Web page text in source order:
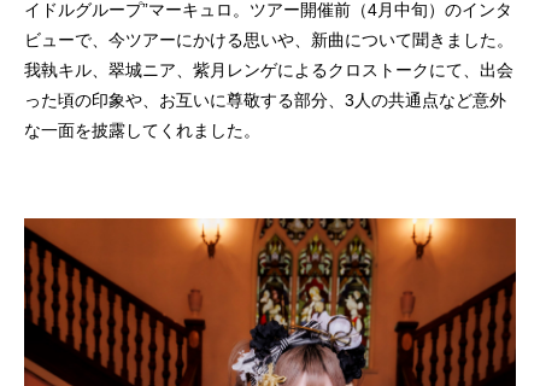
イドルグループ”マーキュロ。ツアー開催前（4月中旬）のインタ
ビューで、今ツアーにかける思いや、新曲について聞きました。
我執キル、翠城ニア、紫月レンゲによるクロストークにて、出会
った頃の印象や、お互いに尊敬する部分、3人の共通点など意外
な一面を披露してくれました。